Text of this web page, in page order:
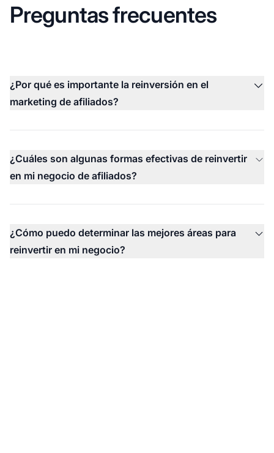
Preguntas frecuentes
¿Por qué es importante la reinversión en el
marketing de afiliados?
¿Cuáles son algunas formas efectivas de reinvertir
en mi negocio de afiliados?
¿Cómo puedo determinar las mejores áreas para
reinvertir en mi negocio?